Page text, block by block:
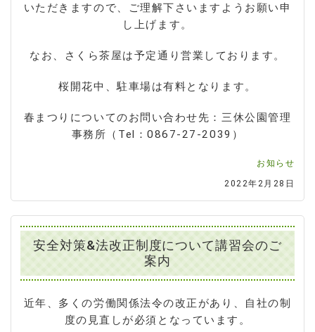
いただきますので、ご理解下さいますようお願い申
し上げます。
なお、さくら茶屋は予定通り営業しております。
桜開花中、駐車場は有料となります。
春まつりについてのお問い合わせ先：三休公園管理
事務所（Tel：0867-27-2039）
お知らせ
2022年2月28日
安全対策&法改正制度について講習会のご
案内
近年、多くの労働関係法令の改正があり、自社の制
度の見直しが必須となっています。